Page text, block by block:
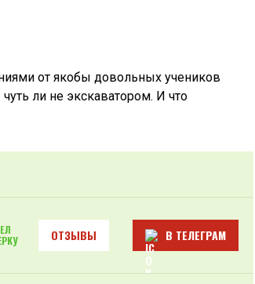
от якобы довольных учеников
ли не экскаватором. И что
ОТЗЫВЫ В ТЕЛЕГРАМ